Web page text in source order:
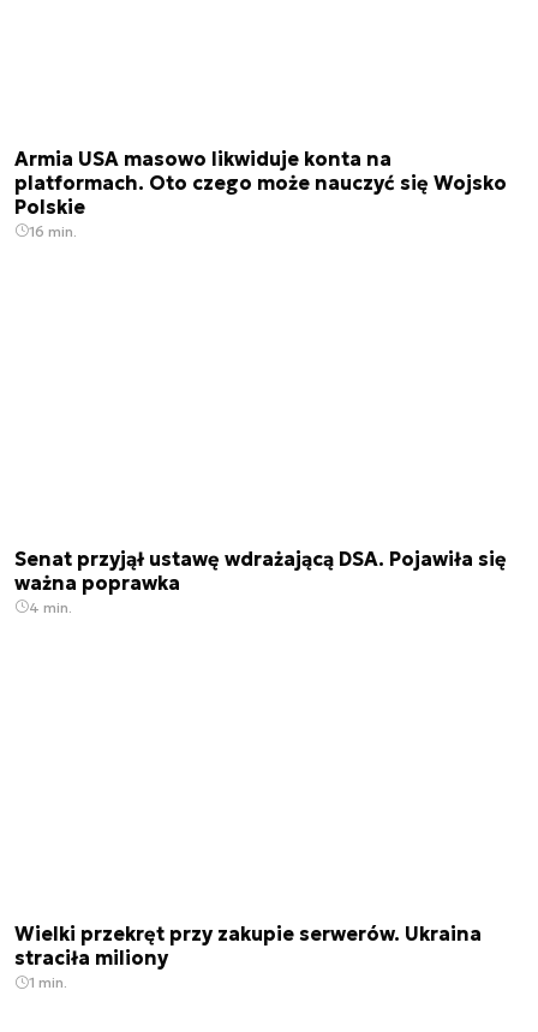
Armia USA masowo likwiduje konta na
platformach. Oto czego może nauczyć się Wojsko
Polskie
16 min.
Senat przyjął ustawę wdrażającą DSA. Pojawiła się
ważna poprawka
4 min.
Wielki przekręt przy zakupie serwerów. Ukraina
straciła miliony
1 min.